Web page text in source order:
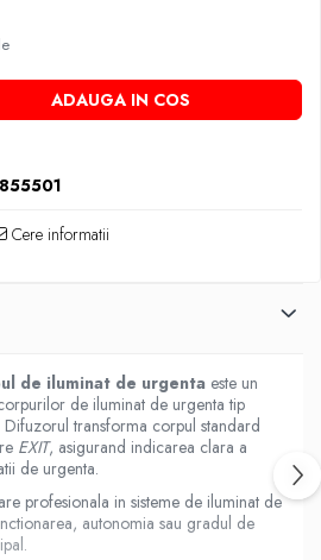
ADAUGA IN COS
Cere informatii
de iluminat de urgenta este un
de iluminat de urgenta tip
Difuzorul transforma corpul standard
EXIT, asigurand indicarea clara a
de urgenta.
profesionala in sisteme de iluminat de
autonomia sau gradul de